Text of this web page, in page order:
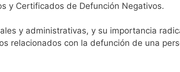
y Certificados de Defunción Negativos.
y administrativas, y su importancia
relacionados con la defunción de una